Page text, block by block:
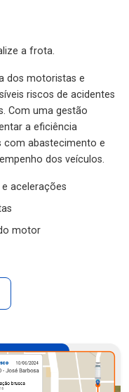
a frota.
dos motoristas e
riscos de acidentes
Com uma gestão
a eficiência
com abastecimento e
dos veículos.
acelerações
motor